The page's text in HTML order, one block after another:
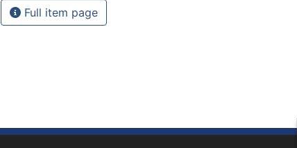
Full item page